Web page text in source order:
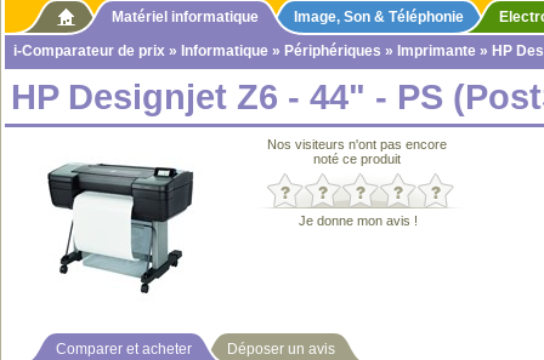
Matériel informatique Image, Son & Téléphonie
i-Comparateur de prix » Informatique » Périphériques » Imprimante » HP
HP Designjet Z6 - 44" - PS
Nos visiteurs n'ont pas encore
noté ce produit
Je donne mon avis !
Comparer et acheter Déposer un avis